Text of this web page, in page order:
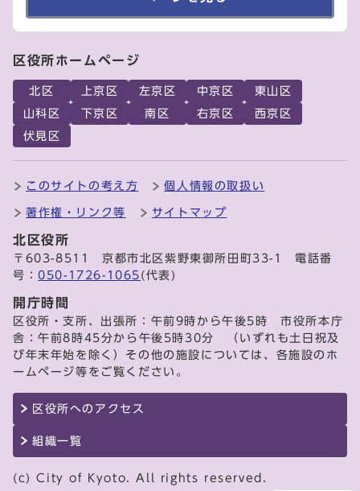
区役所ホームページ
北区 上京区 左京区 中京区
東山区
山科区
下京区 南区 右京区
西京区
伏見区
このサイトの考え方 個人情報の取扱い
著作権・リンク等 サイトマップ
北区役所
〒603-8511 京都市北区紫野東御所田町33-1 電話番
号：050-1726-1065 (代表)
開庁時間
区役所・支所、出張所：午前9時から午後5時 市役所本庁
舎：午前8時45分から午後5時30分 （いずれも土日祝及
び年末年始を除く）その他の施設については、各施設のホ
ームページ等をご覧ください。
区役所へのアクセス
組織一覧
(c) City of Kyoto. All rights reserved.